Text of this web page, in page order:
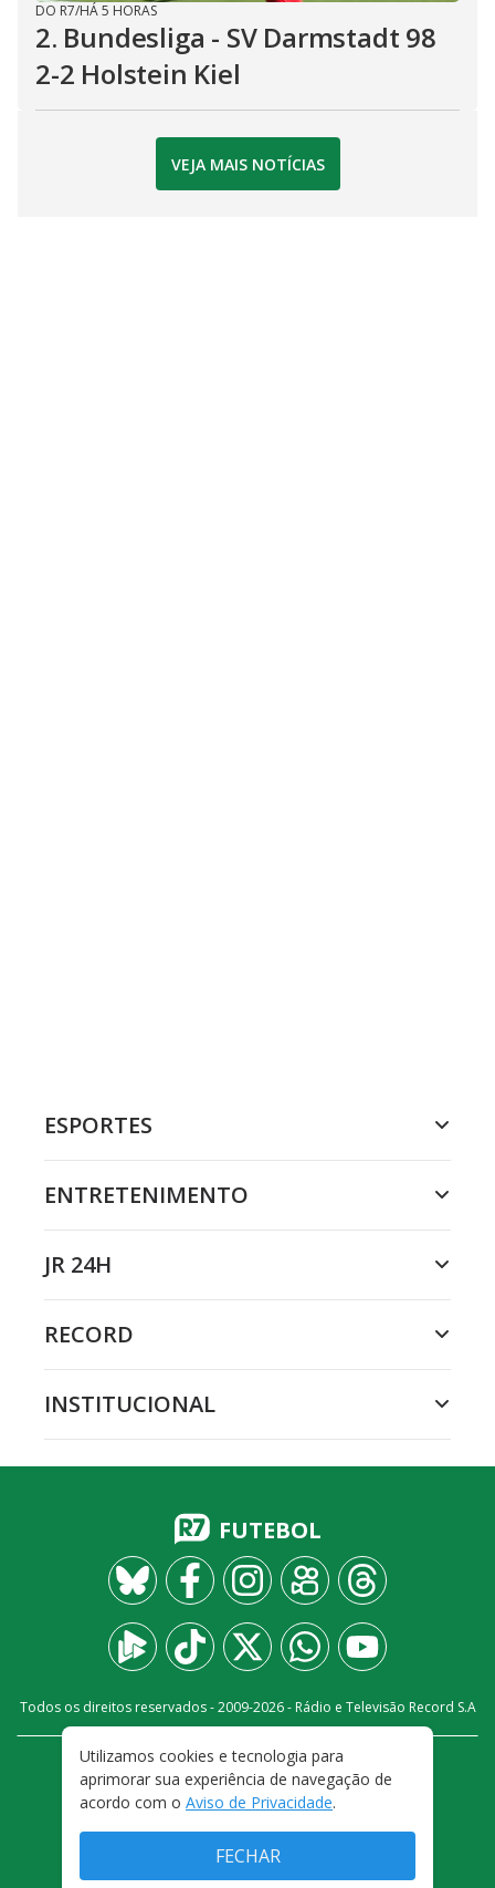
DO R7/HÁ 5 HORAS
2. Bundesliga - SV Darmstadt 98
2-2 Holstein Kiel
VEJA MAIS NOTÍCIAS
ESPORTES
ENTRETENIMENTO
JR 24H
RECORD
INSTITUCIONAL
FUTEBOL
Todos os direitos reservados - 2009-2026- Rádio e Televisão Record S.A
FALE CONOSCO
PRIVACIDADE
TERMOS E CONDIÇÕES DE USO
Utilizamos cookies e tecnologia para
aprimorar sua experiência de navegação de
acordo com o Aviso de Privacidade.
FECHAR